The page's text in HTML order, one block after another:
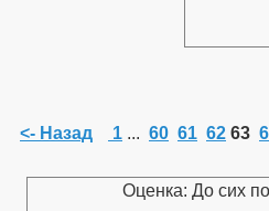
<- Назад 1 ... 60 61 62 63
Оценка: До сих